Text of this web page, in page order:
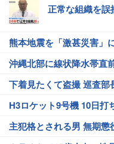
正常な組織を誤
熊本地震を「激甚災害」
沖縄北部に線状降水帯直
下着見たくて盗撮 巡査部
H3ロケット9号機 10日打
主犯格とされる男 無期懲